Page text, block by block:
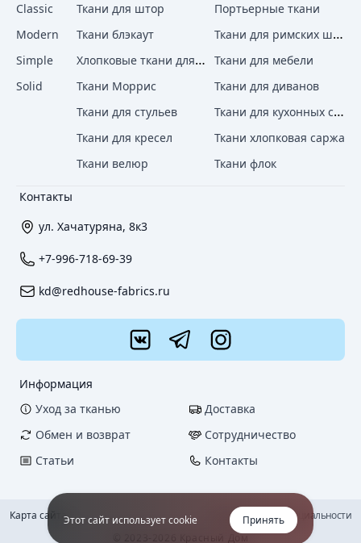
Контакты
ул. Хачатуряна, 8к3
+7-996-718-69-39
kd@redhouse-fabrics.ru
Classic
Modern
Simple
Solid
Ткани для штор
Портьерные ткани
Ткани блэкаут
Ткани для римских штор
Хлопковые ткани для штор
Ткани для мебели
Ткани Моррис
Ткани для диванов
Ткани для стульев
Ткани для кухонных стульев
Ткани для кресел
Ткани хлопковая саржа
Ткани велюр
Ткани флок
Информация
Уход за тканью
Доставка
Обмен и возврат
Сотрудничество
Статьи
Контакты
Карта сайта
Политика конфиденциальности
© 2023-2026 Красный Дом
Этот сайт использует cookie Принять